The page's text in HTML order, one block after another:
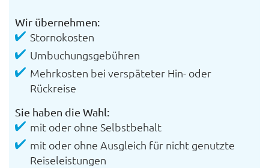
Wir übernehmen:
Stornokosten
Umbuchungsgebühren
Mehrkosten bei verspäteter Hin- oder
Rückreise
Sie haben die Wahl:
mit oder ohne Selbstbehalt
mit oder ohne Ausgleich für nicht genutzte
Reiseleistungen